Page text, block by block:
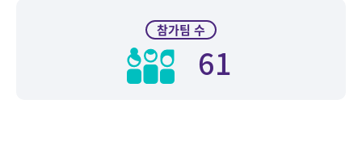
참가팀 수
61